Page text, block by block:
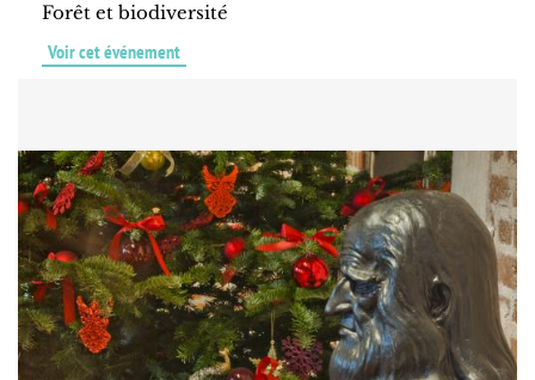
Forêt et biodiversité
Voir cet événement